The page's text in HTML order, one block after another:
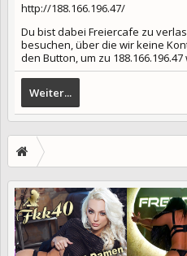
http://188.166.196.47/
Du bist dabei Freiercafe zu
besuchen, über die wir keine
den Button, um zu
Weiter...